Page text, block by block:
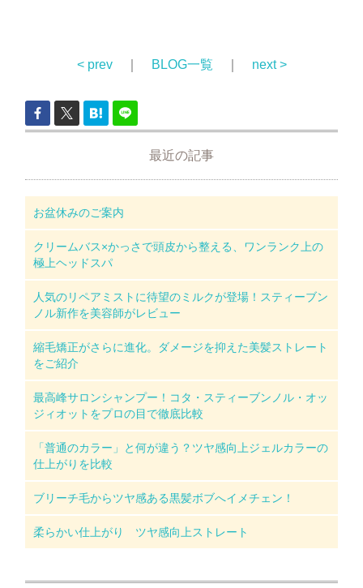
< prev｜ BLOG一覧 next >
最近の記事
お盆休みのご案内
クリームバス×かっさで頭皮から整える、ワンランク上の
極上ヘッドスパ
人気のリペアミストに待望のミルクが登場！スティーブン
ノル新作を美容師がレビュー
縮毛矯正がさらに進化。ダメージを抑えた美髪ストレート
をご紹介
最高峰サロンシャンプー！コタ・スティーブンノル・オッ
ジィオットをプロの目で徹底比較
「普通のカラー」と何が違う？ツヤ感向上ジェルカラーの
仕上がりを比較
ブリーチ毛からツヤ感ある黒髪ボブへイメチェン！
柔らかい仕上がり ツヤ感向上ストレート